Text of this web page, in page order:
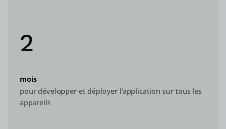
2
mois
pour développer et déployer l'application sur tous les
appareils